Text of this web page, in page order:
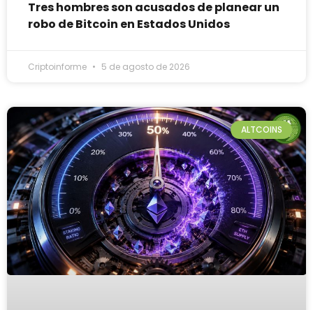
Tres hombres son acusados de planear un
robo de Bitcoin en Estados Unidos
Criptoinforme 5 de agosto de 2026
ALTCOINS